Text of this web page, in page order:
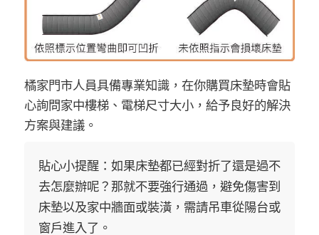
橘家門市人員具備專業知識，在你購買床墊時會貼
心詢問家中樓梯、電梯尺寸大小，給予良好的解決
方案與建議。
貼心小提醒：如果床墊都已經對折了還是過不
去怎麼辦呢？那就不要強行通過，避免傷害到
床墊以及家中牆面或裝潢，需請吊車從陽台或
窗戶進入了。